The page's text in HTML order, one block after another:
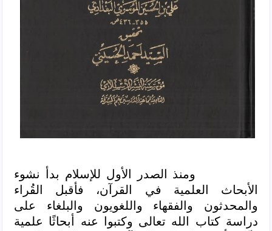
ومنذ الصدر الأول للإسلام بدأ نشوء
الأبحاث العلمية في القرآن، فأقبل القُراء
والمحدثون والفقهاء واللغويون والبلغاء على
دراسة كتاب الله تعالى وكتبوا عنه أبحاثًا علمية